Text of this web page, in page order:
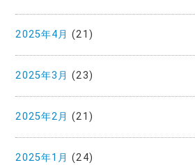
2025年4月 (21)
2025年3月 (23)
2025年2月 (21)
2025年1月 (24)